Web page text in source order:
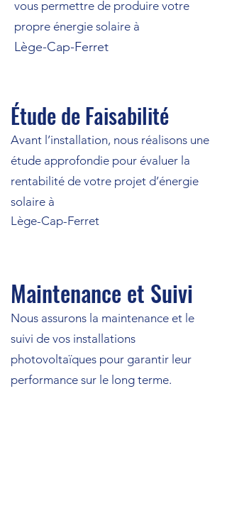
vous permettre de produire votre
propre énergie solaire à
Lège-Cap-Ferret
Étude de Faisabilité
Avant l’installation, nous réalisons une
étude approfondie pour évaluer la
rentabilité de votre projet d’énergie
solaire à
Lège-Cap-Ferret
Maintenance et Suivi
Nous assurons la maintenance et le
suivi de vos installations
photovoltaïques pour garantir leur
performance sur le long terme.